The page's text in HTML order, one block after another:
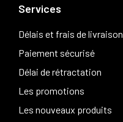
Services
Délais et frais de livraison
Paiement sécurisé
Délai de rétractation
Les promotions
Les nouveaux produits